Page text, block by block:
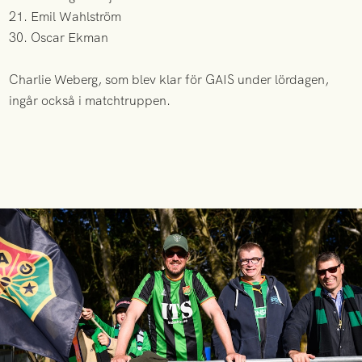
21. Emil Wahlström
30. Oscar Ekman
Charlie Weberg, som blev klar för GAIS under lördagen,
ingår också i matchtruppen.